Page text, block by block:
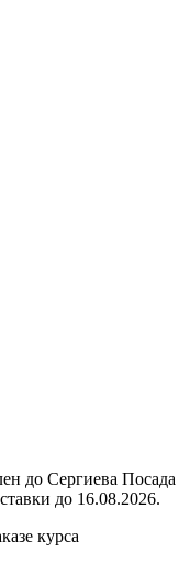
до Сергиева Посада
до 16.08.2026.
курса